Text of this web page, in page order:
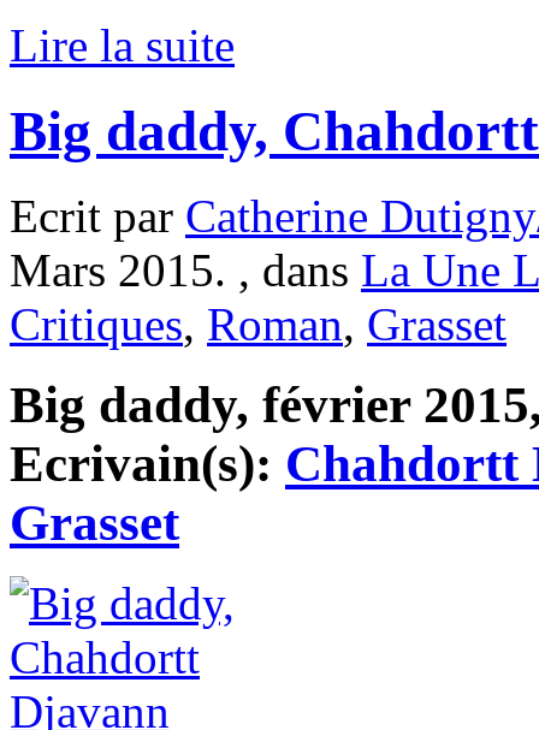
Lire la suite
Big daddy,
Ecrit par Catherine
Mars 2015. , dans La Une
Critiques, Roman, Grasset
Big daddy, février
Ecrivain(s): Chahdortt
Grasset